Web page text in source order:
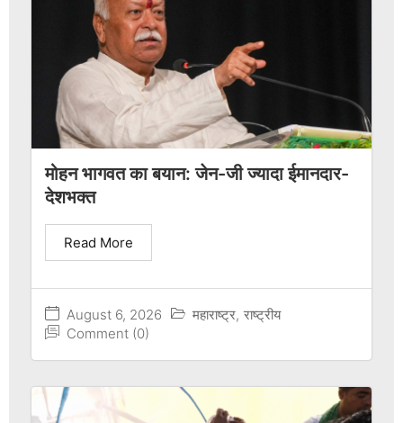
मोहन भागवत का बयान: जेन-जी ज्यादा ईमानदार-
देशभक्त
August 6, 2026 महाराष्ट्र, राष्ट्रीय
Comment (0)
Read More